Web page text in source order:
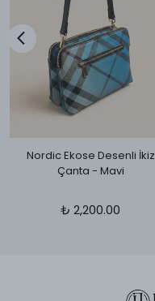
Nordic Ekose Desenli İkiz
Çanta - Mavi
₺ 2,200.00